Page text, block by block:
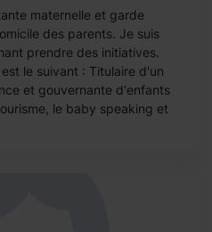
maternelle et garde
des parents. Je suis
prendre des initiatives.
le suivant : Titulaire d'un
et gouvernante d'enfants
le baby speaking et